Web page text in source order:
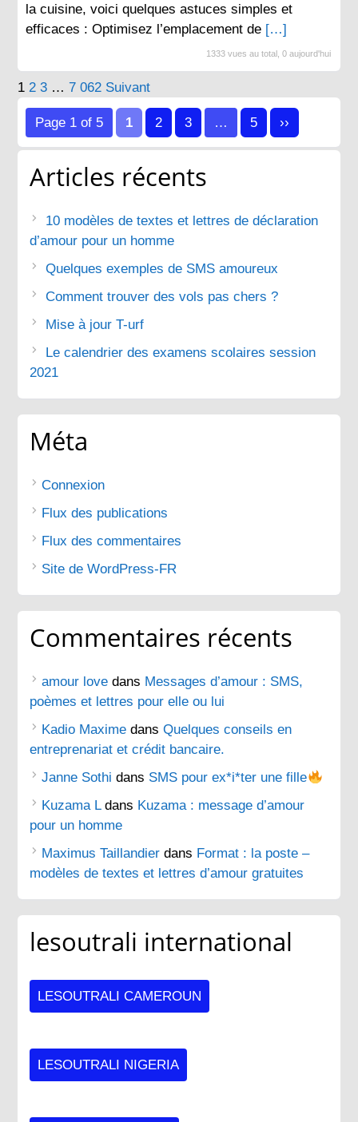
la cuisine, voici quelques astuces simples et
efficaces : Optimisez l’emplacement de […]
1333 vues au total, 0 aujourd'hui
Pagination
des
publications
1 2 3 … 7 062 Suivant
Page 1 of 5 1 2 3 … 5 ››
Articles récents
10 modèles de textes et lettres de déclaration
d’amour pour un homme
Quelques exemples de SMS amoureux
Comment trouver des vols pas chers ?
Mise à jour T-urf
Le calendrier des examens scolaires session
2021
Méta
Connexion
Flux des publications
Flux des commentaires
Site de WordPress-FR
Commentaires récents
amour love dans Messages d’amour : SMS,
poèmes et lettres pour elle ou lui
Kadio Maxime dansQuelques conseils en
entreprenariat et crédit bancaire.
Janne Sothi dans SMS pour ex*i*ter une fille
Kuzama Ldans Kuzama : message d’amour
pour un homme
Maximus Taillandier dans Format : la poste –
modèles de textes et lettres d’amour gratuites
lesoutrali international
LESOUTRALI CAMEROUN
LESOUTRALI NIGERIA